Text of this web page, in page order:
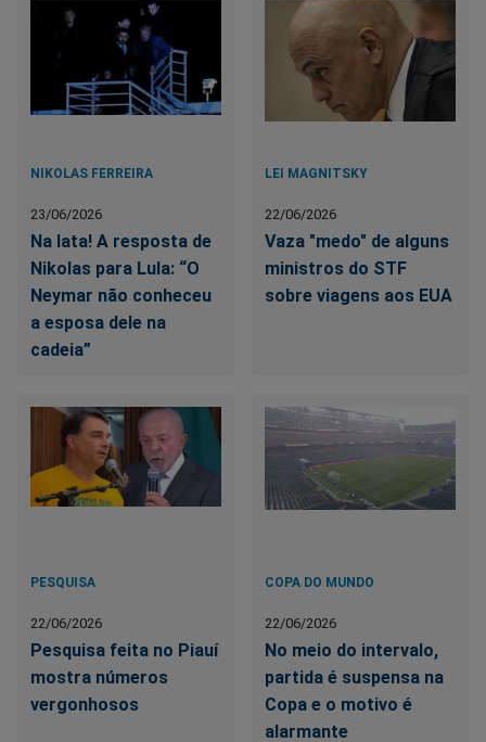
NIKOLAS FERREIRA
23/06/2026
Na lata! A resposta de
Nikolas para Lula: “O
Neymar não conheceu
a esposa dele na
cadeia”
LEI MAGNITSKY
22/06/2026
Vaza "medo" de alguns
ministros do STF
sobre viagens aos EUA
PESQUISA
22/06/2026
Pesquisa feita no Piauí
mostra números
vergonhosos
COPA DO MUNDO
22/06/2026
No meio do intervalo,
partida é suspensa na
Copa e o motivo é
alarmante